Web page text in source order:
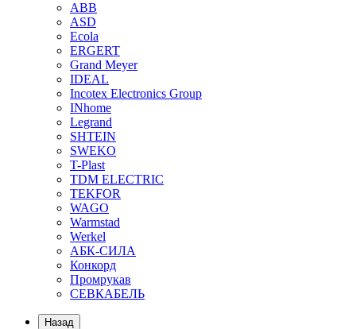
ABB
ASD
Ecola
ERGERT
Grand Meyer
IDEAL
Incotex Electronics Group
INhome
Legrand
SHTEIN
SWEKO
T-Plast
TDM ELECTRIC
TEKFOR
WAGO
Warmstad
Werkel
АБК-СИЛА
Конкорд
Промрукав
СЕВКАБЕЛЬ
Назад